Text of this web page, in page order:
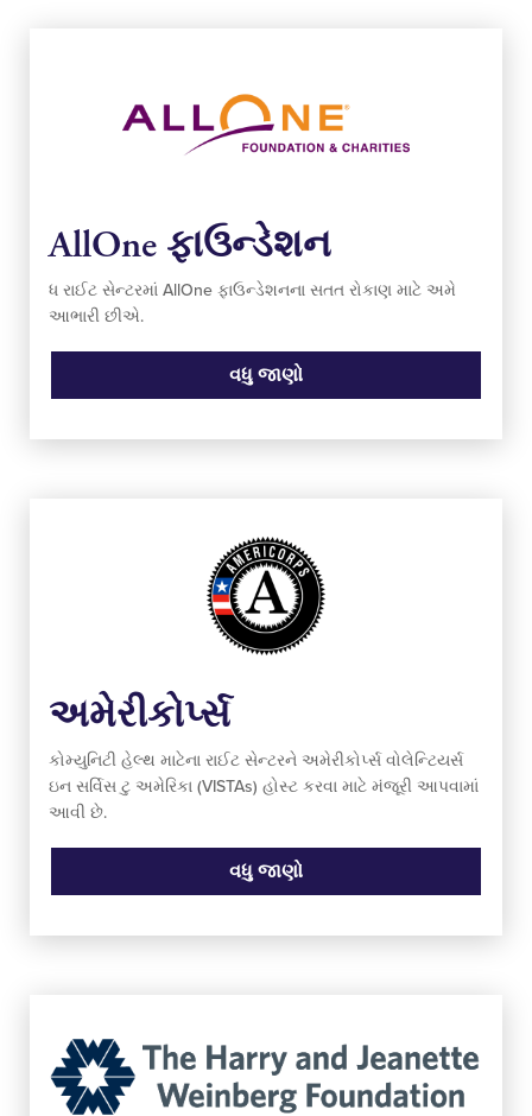
AllOne ફાઉન્ડેશન
ધ રાઈટ સેન્ટરમાં AllOne ફાઉન્ડેશનના સતત રોકાણ માટે અમે
આભારી છીએ.
વધુ જાણો
અમેરીકોર્પ્સ
કોમ્યુનિટી હેલ્થ માટેના રાઈટ સેન્ટરને અમેરીકોર્પ્સ વોલેન્ટિયર્સ
ઇન સર્વિસ ટુ અમેરિકા (VISTAs) હોસ્ટ કરવા માટે મંજૂરી આપવામાં
આવી છે.
વધુ જાણો